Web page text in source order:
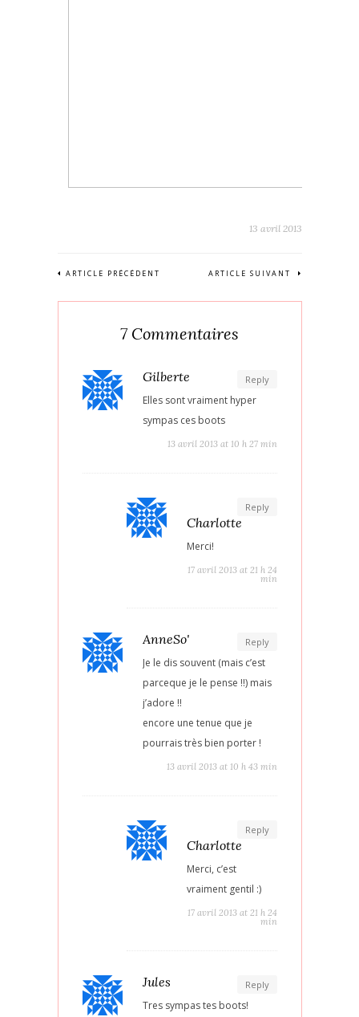
13 avril 2013
ARTICLE PRÉCÉDENT ARTICLE SUIVANT
7 Commentaires
Reply
Gilberte
Elles sont vraiment hyper
sympas ces boots
13 avril 2013 at 10 h 27 min
Reply
Charlotte
Merci!
17 avril 2013 at 21 h 24
min
Reply
AnneSo'
Je le dis souvent (mais c’est
parceque je le pense !!) mais
j’adore !!
encore une tenue que je
pourrais très bien porter !
13 avril 2013 at 10 h 43 min
Reply
Charlotte
Merci, c’est
vraiment gentil :)
17 avril 2013 at 21 h 24
min
Reply
Jules
Tres sympas tes boots!